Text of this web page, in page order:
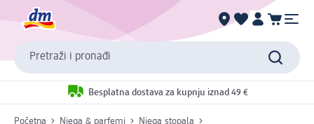
Pretraži i pronađi
Besplatna dostava za kupnju iznad 49 €
Početna Njega & parfemi
Njega stopala